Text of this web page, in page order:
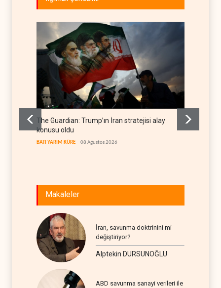
The Guardian: Trump’ın İran stratejisi alay
konusu oldu
BATI YARIM KÜRE 08 Ağustos 2026
Makaleler
İran, savunma doktrinini mi
değiştiriyor?
Alptekin DURSUNOĞLU
ABD savunma sanayi verileri ile